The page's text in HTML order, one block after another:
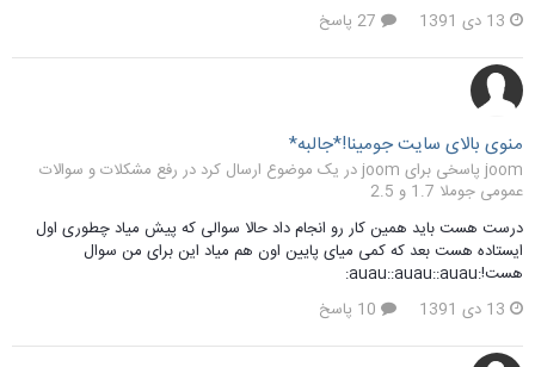
13 دی 1391
منوی بالای سایت جومینا!*جالبه*
joom پاسخی برای joom در یک موضوع ارسال کرد در
رفع مشکلات و سوالات
عمومی جوملا 1.7 و 2.5
درست هست باید همین کار رو انجام داد حالا سوالی که پیش میاد چطوری اول
ایستاده هست بعد که کمی میای پایین اون هم میاد این برای من سوال
هست!:auau::auau::auau:
13 دی 1391